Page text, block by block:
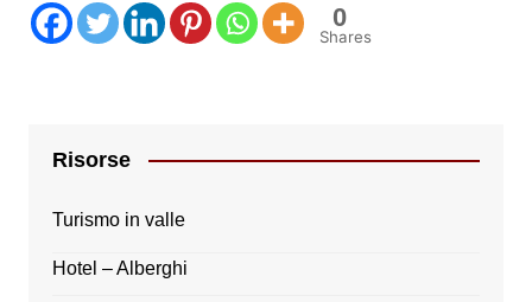
0
Shares
Risorse
Turismo in valle
Hotel – Alberghi